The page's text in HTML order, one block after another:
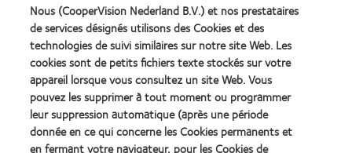
Learn
more
about
Récompense
Silmo
d’Or
du
meilleur
produit
pour
Learn
more
about
Contact
Lens
Product
of
the
Year
(2013)
Learn
more
about
Learn
more
about
Nous (CooperVision Nederland B.V.) et nos prestataires
de services désignés utilisons des Cookies et des
technologies de suivi similaires sur notre site Web. Les
cookies sont de petits fichiers texte stockés sur votre
appareil lorsque vous consultez un site Web. Vous
pouvez les supprimer à tout moment ou programmer
leur suppression automatique (après une période
donnée en ce qui concerne les Cookies permanents et
en fermant votre navigateur, pour les Cookies de